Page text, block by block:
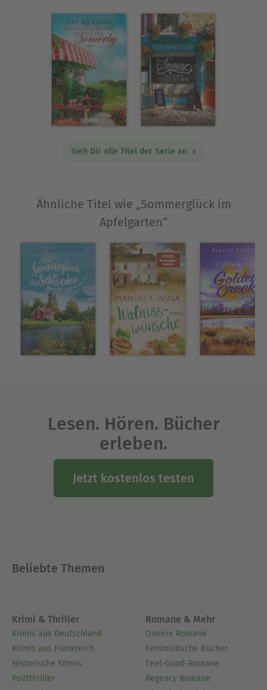
ihre Kinder kümmert oder an ihrem neuesten
Schreibprojekt sitzt, unterrichtet sie an einer
weiterführenden Schule Englisch. Sie unternimmt
gerne lange Spaziergänge durch die Landschaft
Somersets und liebt es, den selbstgemachten
Cider der Höfe in ihrer Nachbarschaft zu kosten.
Beides war eine Inspiration für das fiktive
Städtchen Little Somerby.
Ausblenden
Sieh Dir alle Titel der Serie an
Ähnliche Titel wie „Sommerglück im
Apfelgarten“
Lesen. Hören. Bücher
erleben.
Jetzt kostenlos testen
Beliebte Themen
Krimi & Thriller
Krimis aus Deutschland
Krimis aus Frankreich
Historische Krimis
Politthriller
Romane & Mehr
Queere Romane
Feministische Bücher
Feel-Good-Romane
Regency Romane